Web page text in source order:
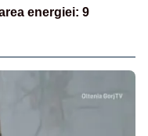
energiei: 9